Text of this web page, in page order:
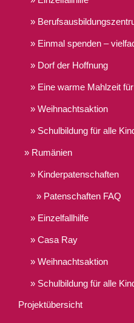
Einmal spenden –
Dorf der Hoffnung
Eine warme Mahlzeit
Weihnachtsaktion
Schulbildung für alle
Rumänien
Kinderpatenschaften
Patenschaften FAQ
Einzelfallhilfe
Casa Ray
Weihnachtsaktion
Schulbildung für alle
Projektübersicht